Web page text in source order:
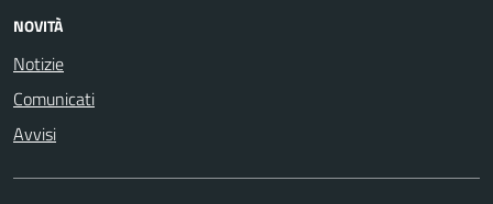
NOVITÀ
Notizie
Comunicati
Avvisi